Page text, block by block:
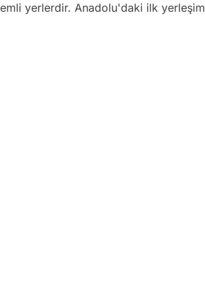
yerlerdir. Anadolu'daki ilk yerleşim